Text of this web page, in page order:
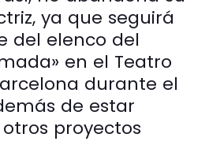
ya que seguirá
del elenco del
en el Teatro
durante el
de estar
proyectos